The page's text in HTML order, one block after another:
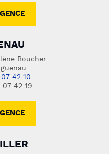
Boucher
42 10
07 42 19